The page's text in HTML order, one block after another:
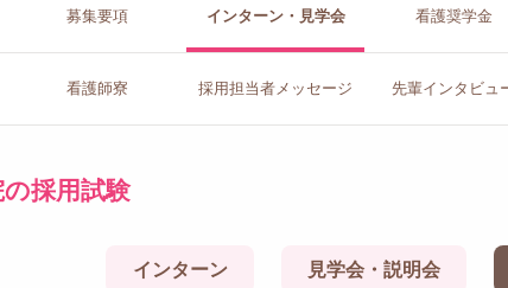
募集要項 インターン・見学会 看護奨学金
看護師寮 採用担当者メッセージ 先輩イン タビュ
採用試験
インターン 見学会・説明会